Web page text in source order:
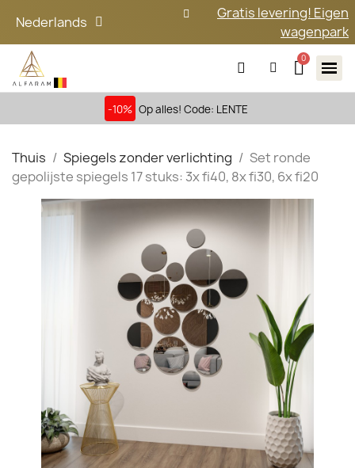
Nederlands
Gratis levering! Eigen
wagenpark
-10% Op alles! Code: LENTE
Thuis Spiegels zonder verlichting
Set ronde
gepolijste spiegels 17 stuks: 3x fi40, 8x fi30, 6x fi20